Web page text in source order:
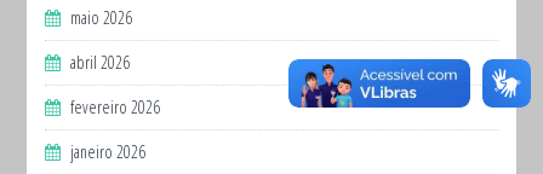
maio 2026
abril 2026
fevereiro 2026
janeiro 2026